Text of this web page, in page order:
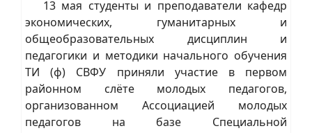
13 мая студенты и преподаватели кафедр
экономических, гуманитарных и
общеобразовательных дисциплин и
педагогики и методики начального обучения
ТИ (ф) СВФУ приняли участие в первом
районном слёте молодых педагогов,
организованном Ассоциацией молодых
педагогов на базе Специальной